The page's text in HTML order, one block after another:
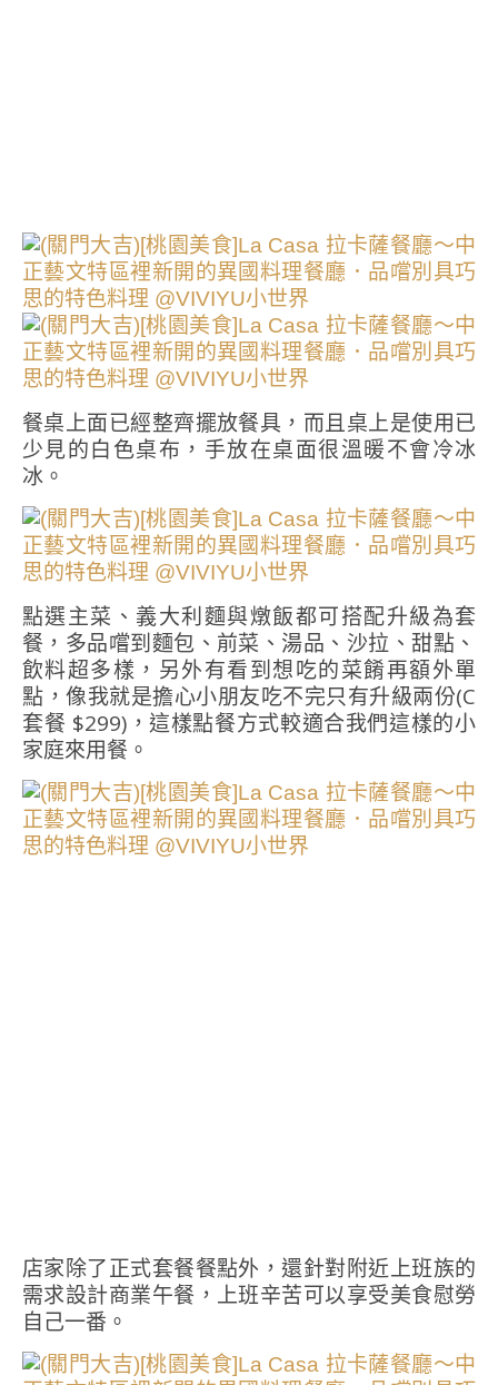
餐桌上面已經整齊擺放餐具，而且桌上是使用已
少見的白色桌布，手放在桌面很溫暖不會冷冰
冰。
點選主菜、義大利麵與燉飯都可搭配升級為套
餐，多品嚐到麵包、前菜、湯品、沙拉、甜點、
飲料超多樣，另外有看到想吃的菜餚再額外單
點，像我就是擔心小朋友吃不完只有升級兩份(C
套餐 $299)，這樣點餐方式較適合我們這樣的小
家庭來用餐。
店家除了正式套餐餐點外，還針對附近上班族的
需求設計商業午餐，上班辛苦可以享受美食慰勞
自己一番。